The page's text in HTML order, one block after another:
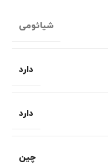
شیائومی
دارد
دارد
چین